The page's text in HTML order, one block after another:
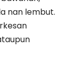
nan lembut.